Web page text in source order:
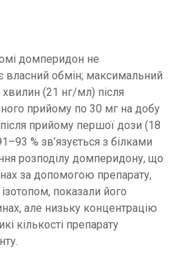
домперидон не
власний обмін; максимальний
(21 нг/мл) після
прийому по 30 мг на добу
прийому першої дози (18
% зв’язується з білками
розподілу домперидону, що
за допомогою препарату,
показали його
але низьку концентрацію
кількості препарату